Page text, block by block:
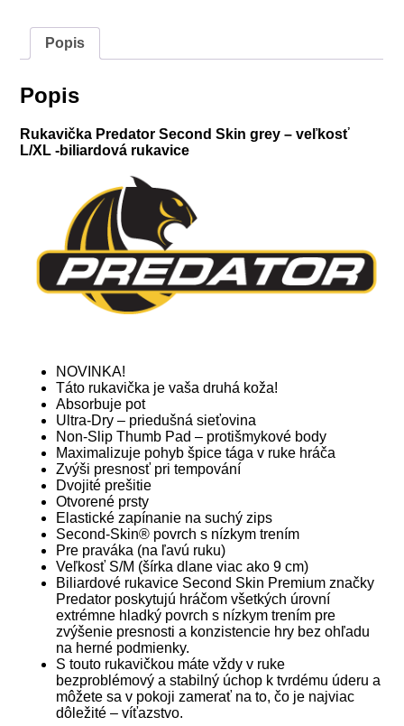
veľkosť
L/XL
-
rukavice
Popis
Popis
Rukavička Predator Second Skin grey – veľkosť
L/XL -biliardová rukavice
NOVINKA!
Táto rukavička je vaša druhá koža!
Absorbuje pot
Ultra-Dry – priedušná sieťovina
Non-Slip Thumb Pad – protišmykové body
Maximalizuje pohyb špice tága v ruke hráča
Zvýši presnosť pri tempování
Dvojité prešitie
Otvorené prsty
Elastické zapínanie na suchý zips
Second-Skin® povrch s nízkym trením
Pre praváka (na ľavú ruku)
Veľkosť S/M (šírka dlane viac ako 9 cm)
Biliardové rukavice Second Skin Premium značky
Predator poskytujú hráčom všetkých úrovní
extrémne hladký povrch s nízkym trením pre
zvýšenie presnosti a konzistencie hry bez ohľadu
na herné podmienky.
S touto rukavičkou máte vždy v ruke
bezproblémový a stabilný úchop k tvrdému úderu a
môžete sa v pokoji zamerať na to, čo je najviac
dôležité – víťazstvo.